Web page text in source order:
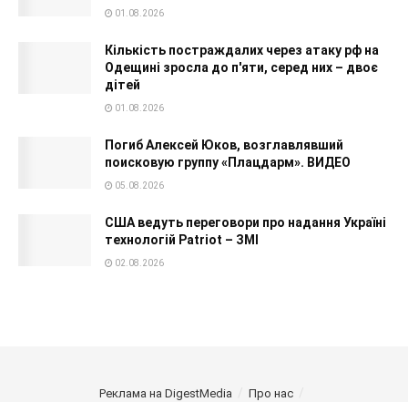
01.08.2026
Кількість постраждалих через атаку рф на
Одещині зросла до п'яти, серед них – двоє
дітей
01.08.2026
Погиб Алексей Юков, возглавлявший
поисковую группу «Плацдарм». ВИДЕО
05.08.2026
США ведуть переговори про надання Україні
технологій Patriot – ЗМІ
02.08.2026
Реклама на DigestMedia
Про нас